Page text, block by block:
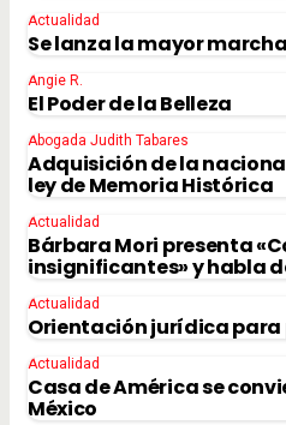
Actualidad
Se lanza la mayor
Angie R.
El Poder de la Belleza
Abogada Judith Tabares
Adquisición de la
ley de Memoria Histórica
Actualidad
Bárbara Mori presenta
insignificantes» y habla
Actualidad
Orientación jurídica para
Actualidad
Casa de América se
México